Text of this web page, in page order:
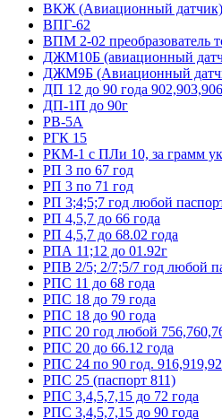
ВКЖ (Авиационный датчик)
ВПГ-62
ВПМ 2-02 преобразователь
ДЖМ10Б (авиационный
ДЖМ9Б (Авиационный
ДП 12 до 90 года 902,903,906
ДП-1П до 90г
РВ-5А
РГК 15
РКМ-1 с ПЛи 10, за грамм
РП 3 по 67 год
РП 3 по 71 год
РП 3;4;5;7 год любой
РП 4,5,7 до 66 года
РП 4,5,7 до 68.02 года
РПА 11;12 до 01.92г
РПВ 2/5; 2/7;5/7 год любой
РПС 11 до 68 года
РПС 18 до 79 года
РПС 18 до 90 года
РПС 20 год любой
РПС 20 до 66.12 года
РПС 24 по 90 год.
РПС 25 (паспорт 811)
РПС 3,4,5,7,15 до 72 года
РПС 3,4,5,7,15 до 90 года